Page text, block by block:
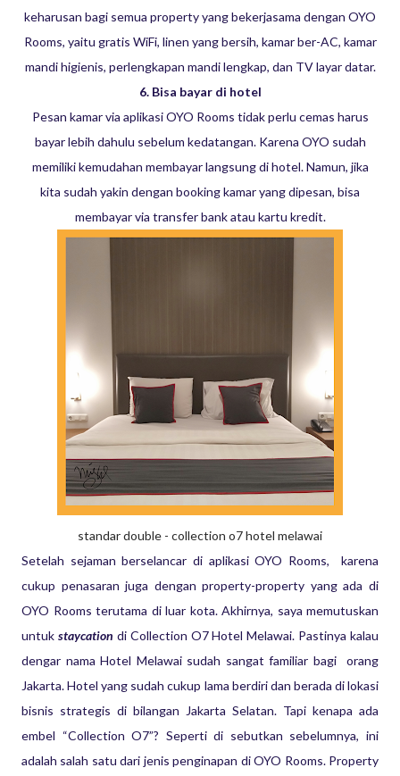
keharusan bagi semua property yang bekerjasama dengan OYO
Rooms, yaitu gratis WiFi, linen yang bersih, kamar ber-AC, kamar
mandi higienis, perlengkapan mandi lengkap, dan TV layar datar.
6. Bisa bayar di hotel
Pesan kamar via aplikasi OYO Rooms tidak perlu cemas harus
bayar lebih dahulu sebelum kedatangan. Karena OYO sudah
memiliki kemudahan membayar langsung di hotel. Namun, jika
kita sudah yakin dengan booking kamar yang dipesan, bisa
membayar via transfer bank atau kartu kredit.
standar double - collection o7 hotel melawai
Setelah sejaman berselancar di aplikasi OYO Rooms, karena
cukup penasaran juga dengan property-property yang ada di
OYO Rooms terutama di luar kota. Akhirnya, saya memutuskan
untuk staycation di Collection O7 Hotel Melawai. Pastinya kalau
dengar nama Hotel Melawai sudah sangat familiar bagi orang
Jakarta. Hotel yang sudah cukup lama berdiri dan berada di lokasi
bisnis strategis di bilangan Jakarta Selatan. Tapi kenapa ada
embel “Collection O7”? Seperti di sebutkan sebelumnya, ini
adalah salah satu dari jenis penginapan di OYO Rooms. Property